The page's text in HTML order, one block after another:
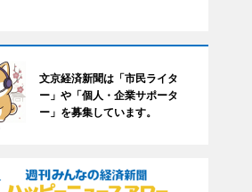
文京経済新聞は「市民ライタ
ー」や「個人・企業サポータ
ー」を募集しています。